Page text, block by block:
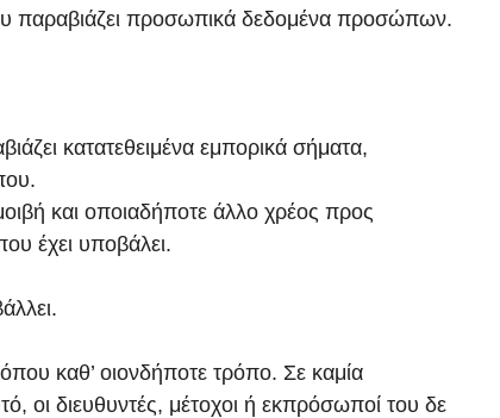
παραβιάζει προσωπικά δεδομένα προσώπων.
κατατεθειμένα εμπορικά σήματα,
και οποιαδήποτε άλλο χρέος προς
έχει υποβάλει.
καθ’ οιονδήποτε τρόπο. Σε καμία
οι διευθυντές, μέτοχοι ή εκπρόσωποί του δε